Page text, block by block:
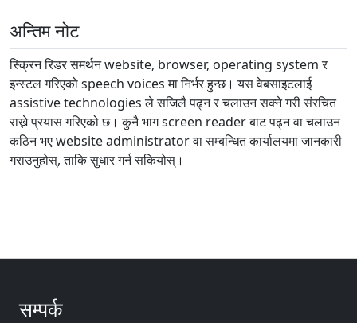
अन्तिम नोट
स्क्रिन रिडर समर्थन website, browser, operating system र
इन्स्टल गरिएको speech voices मा निर्भर हुन्छ। यस वेबसाइटलाई
assistive technologies ले सजिलै पढ्न र चलाउन सक्ने गरी संरचित
राख्ने प्रयास गरिएको छ। कुनै भाग screen reader बाट पढ्न वा चलाउन
कठिन भए website administrator वा सम्बन्धित कार्यालयमा जानकारी
गराउनुहोस्, ताकि सुधार गर्न सकियोस्।
सम्पर्क